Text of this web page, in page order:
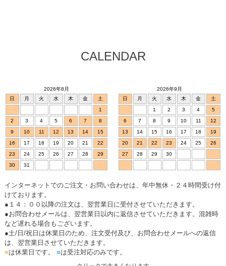
CALENDAR
2026年8月
日
月 火 水 木 金
土
1
2
3 4 5 6 7
8
9
10 11 12 13 14
15
16
17 18 19 20 21
22
23
24 25 26 27 28
29
30
31
2026年9月
日
月 火 水 木 金
土
1
2 3 4
5
6
7 8 9 10 11
12
13
14 15 16 17 18
19
20
21 22 23 24 25
26
27
28 29 30
インターネットでのご注文・お問い合わせは、年中無休・２４時間受け付
けております。
●１４：００以降の注文は、翌営業日に受付させていただきます。
●お問合わせメールは、翌営業日以内に返信させていただきます。混雑時
など遅れる場合もございます。
●土/日/祝日は休業日のため、注文受付及び、お問合わせメールへの返信
は、翌営業日させていただきます。
■は休業日です。 ■は受注対応のみです。